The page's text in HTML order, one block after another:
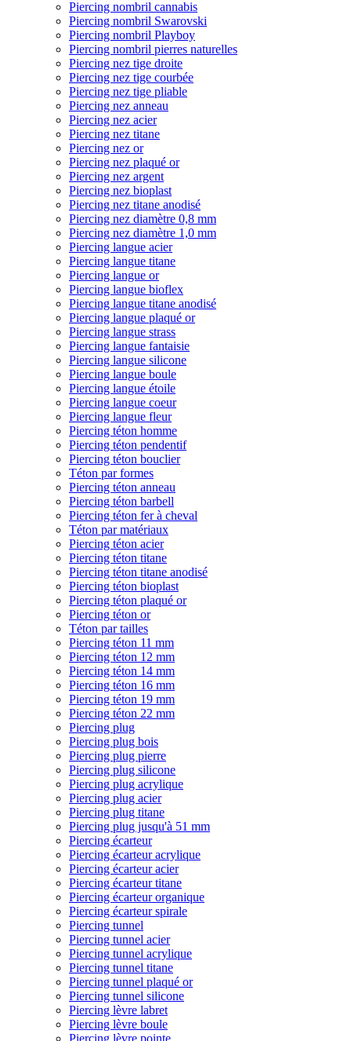
Piercing nombril cannabis
Piercing nombril Swarovski
Piercing nombril Playboy
Piercing nombril pierres naturelles
Piercing nez tige droite
Piercing nez tige courbée
Piercing nez tige pliable
Piercing nez anneau
Piercing nez acier
Piercing nez titane
Piercing nez or
Piercing nez plaqué or
Piercing nez argent
Piercing nez bioplast
Piercing nez titane anodisé
Piercing nez diamètre 0,8 mm
Piercing nez diamètre 1,0 mm
Piercing langue acier
Piercing langue titane
Piercing langue or
Piercing langue bioflex
Piercing langue titane anodisé
Piercing langue plaqué or
Piercing langue strass
Piercing langue fantaisie
Piercing langue silicone
Piercing langue boule
Piercing langue étoile
Piercing langue coeur
Piercing langue fleur
Piercing téton homme
Piercing téton pendentif
Piercing téton bouclier
Téton par formes
Piercing téton anneau
Piercing téton barbell
Piercing téton fer à cheval
Téton par matériaux
Piercing téton acier
Piercing téton titane
Piercing téton titane anodisé
Piercing téton bioplast
Piercing téton plaqué or
Piercing téton or
Téton par tailles
Piercing téton 11 mm
Piercing téton 12 mm
Piercing téton 14 mm
Piercing téton 16 mm
Piercing téton 19 mm
Piercing téton 22 mm
Piercing plug
Piercing plug bois
Piercing plug pierre
Piercing plug silicone
Piercing plug acrylique
Piercing plug acier
Piercing plug titane
Piercing plug jusqu'à 51 mm
Piercing écarteur
Piercing écarteur acrylique
Piercing écarteur acier
Piercing écarteur titane
Piercing écarteur organique
Piercing écarteur spirale
Piercing tunnel
Piercing tunnel acier
Piercing tunnel acrylique
Piercing tunnel titane
Piercing tunnel plaqué or
Piercing tunnel silicone
Piercing lèvre labret
Piercing lèvre boule
Piercing lèvre pointe